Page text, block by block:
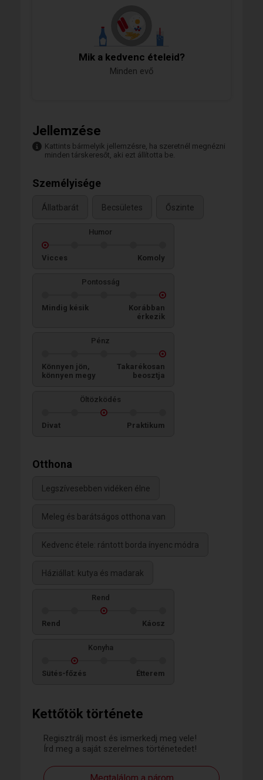
Kettőtök története
Regisztrálj most és ismerkedj meg vele!
Írd meg a saját szerelmes történetedet!
Mik a kedvenc ételeid?
Minden evő
Jellemzése
Kattints bármelyik jellemzésre, ha szeretnél megnézni
minden társkeresőt, aki ezt állította be.
Személyisége
Állatbarát Becsületes Őszinte
Humor
Vicces Komoly
Pontosság
Mindig késik
Korábban
érkezik
Pénz
Könnyen jön,
könnyen megy
Takarékosan
beosztja
Öltözködés
Divat Praktikum
Otthona
Legszívesebben vidéken élne
Meleg és barátságos otthona van
Kedvenc étele: rántott borda ínyenc módra
Háziállat: kutya és madarak
Rend
Rend Káosz
Konyha
Sütés-főzés Étterem